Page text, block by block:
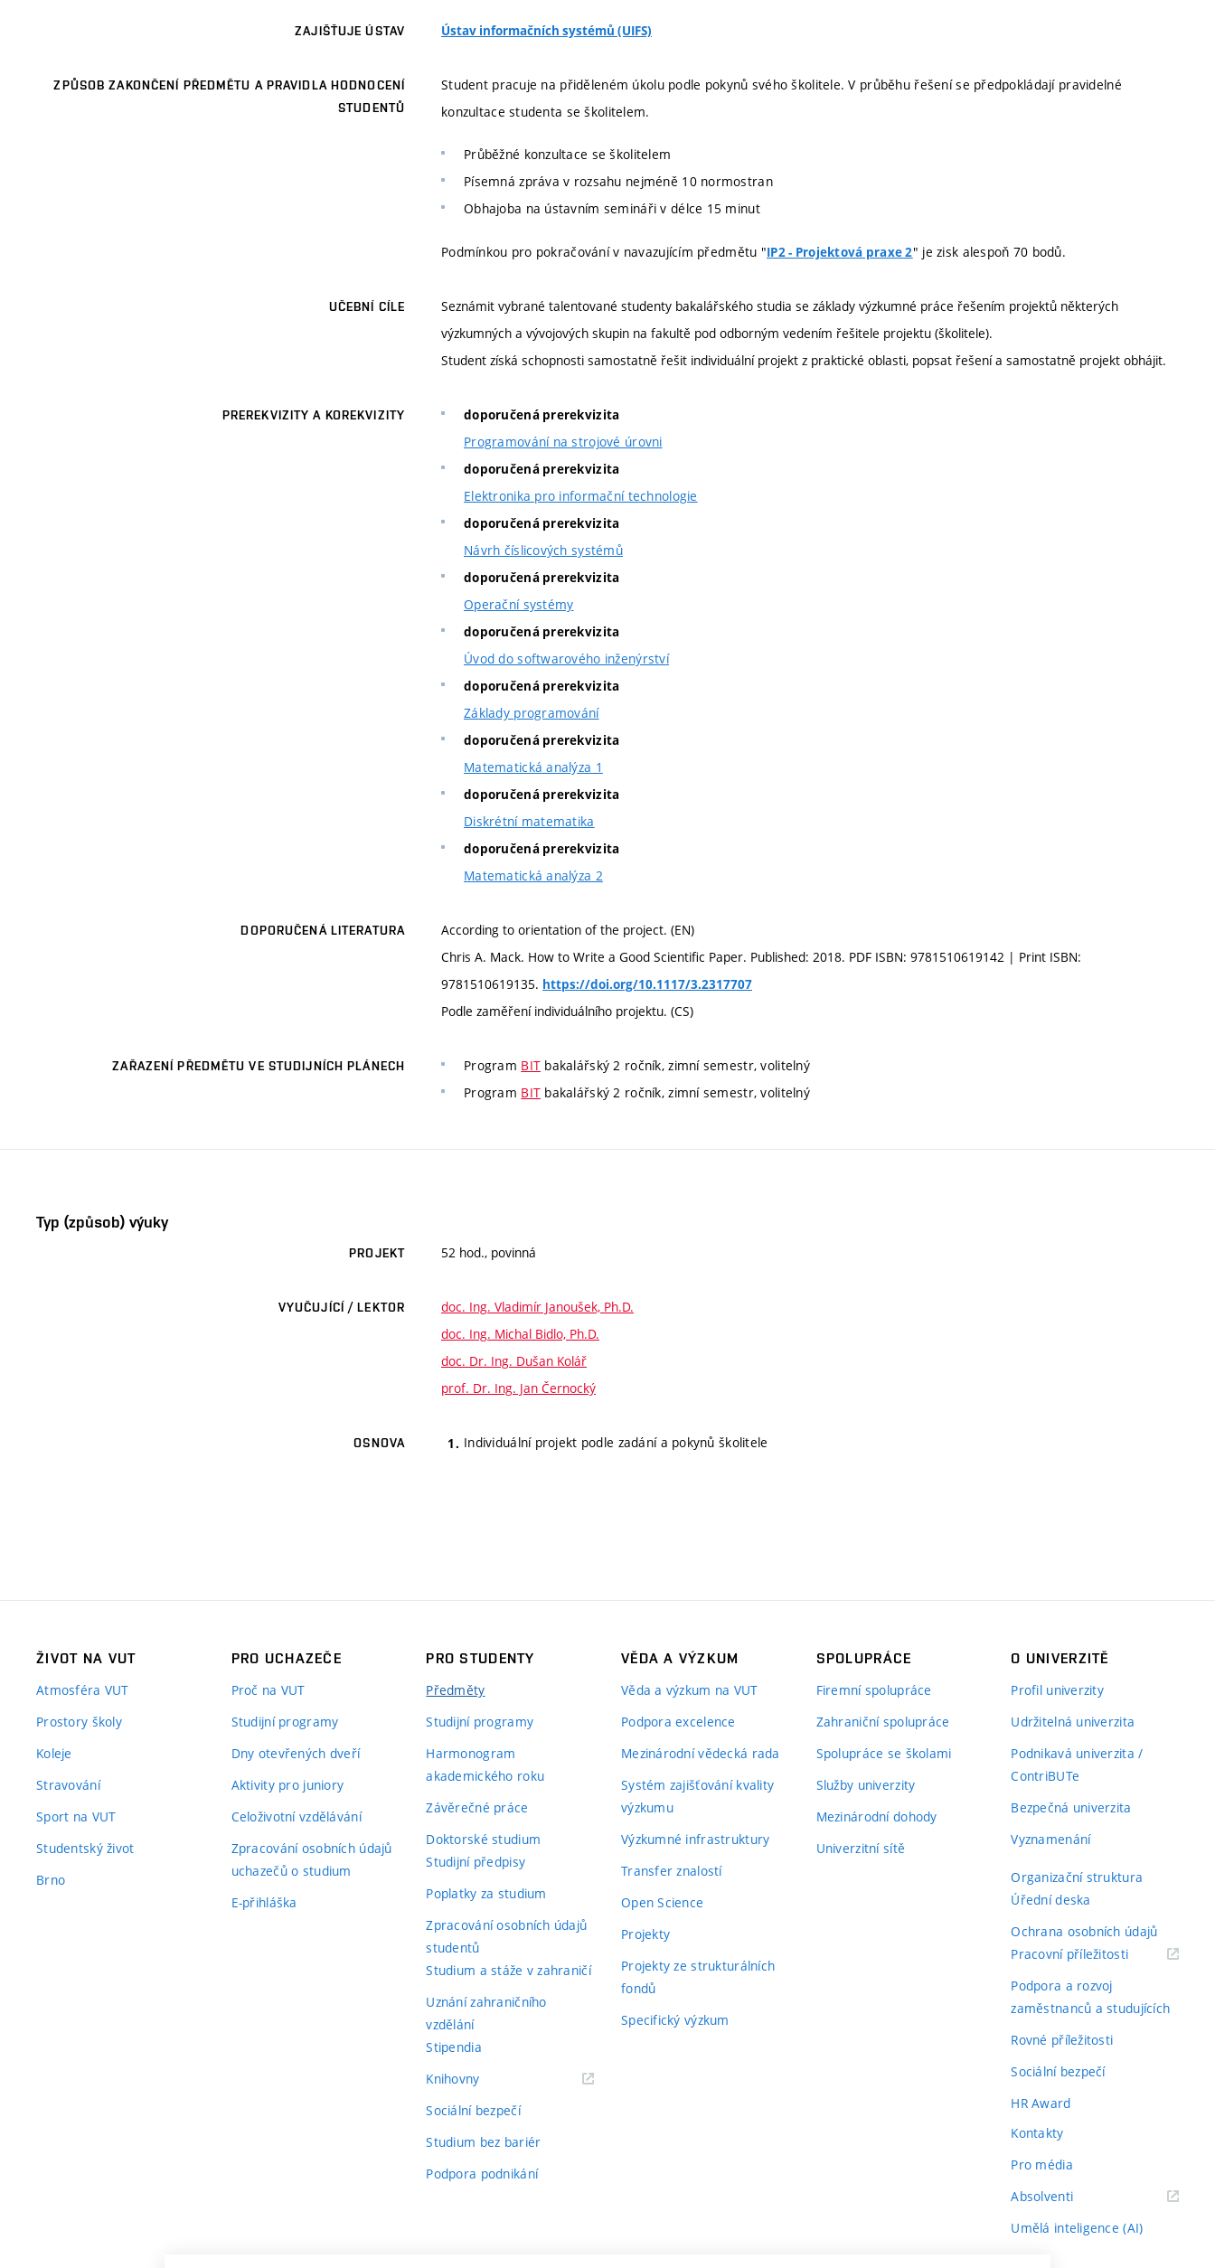
ZAJIŠŤUJE ÚSTAV Ústav informačních systémů (UIFS)
ZPŮSOB ZAKONČENÍ PŘEDMĚTU A PRAVIDLA HODNOCENÍ
STUDENTŮ
Student pracuje na přiděleném úkolu podle pokynů svého školitele. V průběhu řešení se předpokládají pravidelné
konzultace studenta se školitelem.
Průběžné konzultace se školitelem
Písemná zpráva v rozsahu nejméně 10 normostran
Obhajoba na ústavním semináři v délce 15 minut
Podmínkou pro pokračování v navazujícím předmětu "IP2 - Projektová praxe 2" je zisk alespoň 70 bodů.
UČEBNÍ CÍLE
Seznámit vybrané talentované studenty bakalářského studia se základy výzkumné práce řešením projektů některých
výzkumných a vývojových skupin na fakultě pod odborným vedením řešitele projektu (školitele).
Student získá schopnosti samostatně řešit individuální projekt z praktické oblasti, popsat řešení a samostatně projekt obhájit.
PREREKVIZITY A KOREKVIZITY doporučená prerekvizita
Programování na strojové úrovni
doporučená prerekvizita
Elektronika pro informační technologie
doporučená prerekvizita
Návrh číslicových systémů
doporučená prerekvizita
Operační systémy
doporučená prerekvizita
Úvod do softwarového inženýrství
doporučená prerekvizita
Základy programování
doporučená prerekvizita
Matematická analýza 1
doporučená prerekvizita
Diskrétní matematika
doporučená prerekvizita
Matematická analýza 2
DOPORUČENÁ LITERATURA
According to orientation of the project. (EN)
Chris A. Mack. How to Write a Good Scientific Paper. Published: 2018. PDF ISBN: 9781510619142 | Print ISBN:
9781510619135. https://doi.org/10.1117/3.2317707
Podle zaměření individuálního projektu. (CS)
ZAŘAZENÍ PŘEDMĚTU VE STUDIJNÍCH PLÁNECH Program BIT bakalářský 2 ročník, zimní semestr, volitelný
Program BIT bakalářský 2 ročník, zimní semestr, volitelný
Typ (způsob) výuky
PROJEKT 52 hod., povinná
VYUČUJÍCÍ / LEKTOR
doc. Ing. Vladimír Janoušek, Ph.D.
doc. Ing. Michal Bidlo, Ph.D.
doc. Dr. Ing. Dušan Kolář
prof. Dr. Ing. Jan Černocký
OSNOVA Individuální projekt podle zadání a pokynů školitele
ŽIVOT NA VUT
Atmosféra VUT
Prostory školy
Koleje
Stravování
Sport na VUT
Studentský život
Brno
PRO UCHAZEČE
Proč na VUT
Studijní programy
Dny otevřených dveří
Aktivity pro juniory
Celoživotní vzdělávání
Zpracování osobních údajů
uchazečů o studium
E-přihláška
PRO STUDENTY
Předměty
Studijní programy
Harmonogram
akademického roku
Závěrečné práce
Doktorské studium
Studijní předpisy
Poplatky za studium
Zpracování osobních údajů
studentů
Studium a stáže v zahraničí
Uznání zahraničního
vzdělání
Stipendia
Knihovny(externí
Sociální bezpečí
Studium bez bariér
Podpora podnikání
VĚDA A VÝZKUM
Věda a výzkum na VUT
Podpora excelence
Mezinárodní vědecká rada
Systém zajišťování kvality
výzkumu
Výzkumné infrastruktury
Transfer znalostí
Open Science
Projekty
Projekty ze strukturálních
fondů
Specifický výzkum
SPOLUPRÁCE
Firemní spolupráce
Zahraniční spolupráce
Spolupráce se školami
Služby univerzity
Mezinárodní dohody
Univerzitní sítě
O UNIVERZITĚ
Profil univerzity
Udržitelná univerzita
Podnikavá univerzita /
ContriBUTe
Bezpečná univerzita
Vyznamenání
Organizační struktura
Úřední deska
Ochrana osobních údajů
Pracovní příležitosti(externí
Podpora a rozvoj
zaměstnanců a studujících
Rovné příležitosti
Sociální bezpečí
HR Award
Kontakty
Pro média
Absolventi(externí
Umělá inteligence (AI)